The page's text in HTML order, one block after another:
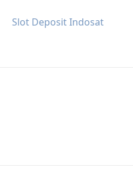
Slot Deposit Indosat